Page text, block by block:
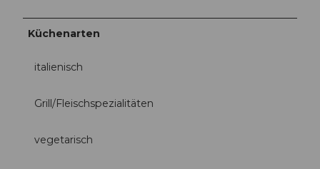
Küchenarten
italienisch
Grill/Fleischspezialitäten
vegetarisch